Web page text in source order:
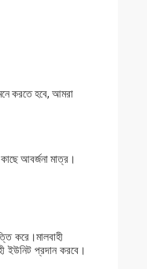
করতে হবে, আমরা
আবর্জনা মাত্র।
করে।মালবাহী
ইউনিট প্রদান করবে।